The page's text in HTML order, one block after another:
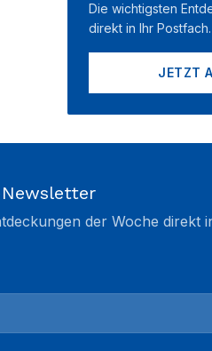
Die wichtigsten
direkt in Ihr Postfach.
JETZT
der Woche direkt